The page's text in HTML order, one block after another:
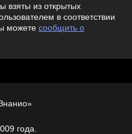
взяты из открытых
в соответствии
можете сообщить о
года.